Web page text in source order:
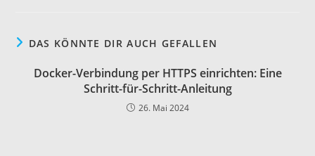
DAS KÖNNTE DIR AUCH GEFALLEN
Docker-Verbindung per HTTPS einrichten: Eine
Schritt-für-Schritt-Anleitung
26. Mai 2024